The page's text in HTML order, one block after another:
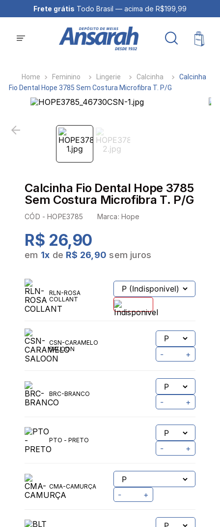
Frete grátis Todo Brasil — acima de R$199,99
Feminino Lingerie Calcinha
Calcinha
Fio Dental Hope 3785 Sem Costura Microfibra T. P/G
Calcinha Fio Dental Hope 3785
Sem Costura Microfibra T. P/G
CÓD -HOPE3785 Marca: Hope
R$ 26,90
em 1x de R$ 26,90 sem juros
RLN-ROSA
COLLANT
CSN-CARAMELO
SALOON
- +
BRC-BRANCO
- +
PTO - PRETO
- +
CMA-CAMURÇA
- +